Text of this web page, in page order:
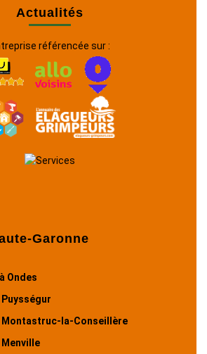
Actualités
référencée sur :
Garonne
Ondes
Puysségur
Montastruc-la-Conseillère
Menville